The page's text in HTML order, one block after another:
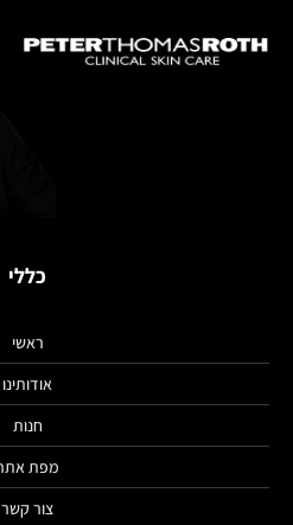
כללי
ראשי
אודותינו
חנות
מפת
צור קשר